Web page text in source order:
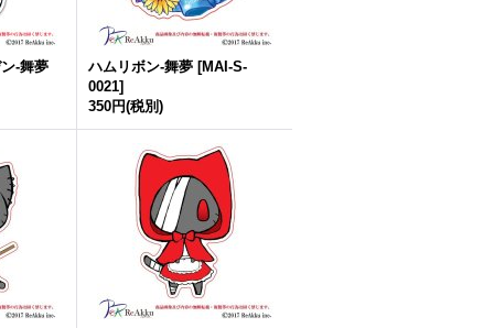
-舞夢 ハムリボン-舞夢 [MAI-S-
0021]
350円(税別)